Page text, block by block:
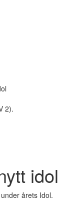
2).
idol
årets Idol.